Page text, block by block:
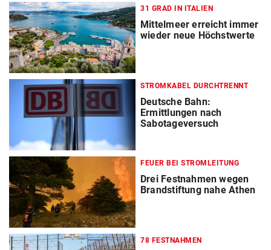
31 GRAD IN ITALIEN
Mittelmeer erreicht immer
wieder neue Höchstwerte
STROMKABEL DURCHTRENNT
Deutsche Bahn:
Ermittlungen nach
Sabotageversuch
FEUER BEI STROMLEITUNG
Drei Festnahmen wegen
Brandstiftung nahe Athen
78 FESTNAHMEN